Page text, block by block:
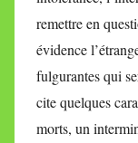
remettre en
évidence
fulgurantes qui
cite quelques
morts, un